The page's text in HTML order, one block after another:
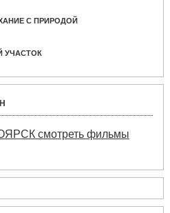
С ПРИРОДОЙ
УЧАСТОК